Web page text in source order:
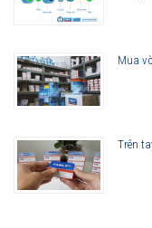
Vòng bi SKF 61800-2Z
các thế hệ vòng bi SKF
nhu cầu sử dụng mỡ
bi.
Mua
Trên